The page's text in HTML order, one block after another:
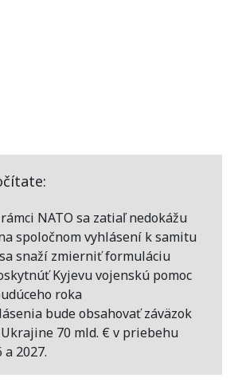
NATO sa zatiaľ nedokážu
spoločnom vyhlásení k samitu
snaží zmierniť formuláciu
Kyjevu vojenskú pomoc
roka
bude obsahovať záväzok
70 mld. € v priebehu
a 2027.